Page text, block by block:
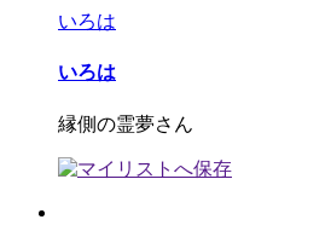
いろは
いろは
縁側の霊夢さん